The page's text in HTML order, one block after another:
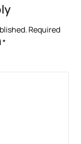
Required
*